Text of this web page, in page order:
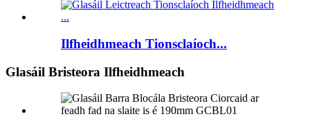
Ilfheidhmeach Tionsclaíoch...
Glasáil Bristeora Ilfheidhmeach